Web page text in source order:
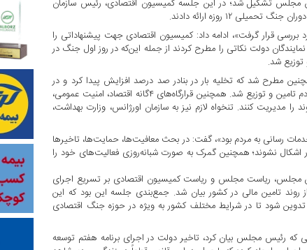
مجلس تشکیل شد؛ در این جلسه کمیسیون اقتصادی، رئیس سازمان
۱۲ روزه ارائه دادند.
قرار گرفت»، ادامه داد: کمیسیون اقتصادی جهت پیشنهاداتی را
دولت نکاتی را مطرح کردند از جمله این‌که در روز اول جنگ در
مطرح شد که تخلیه بار در بنادر صد درصد افزایش پیدا کرد و در
تامین آرد و کالاهای اساسی نیز وقفه‌ای بوجود نیامد و اقلام مورد نیاز مردم تامین و توزیع شد. همچنین قرارگاه‌های ۴گانه اقتصاد، امنیت عمومی،
مدیریت کنند. تنخواه لازم نیز به سازمان اورژانس، وزارت بهداشت،
رسانی به مردم بود»، گفت: در بحث معافیت‌ها، حمایت‌ها، تاخیرها
نشوند؛ همچنین گمرک به صورت شبانه‌روزی فعالیت‌های خود را
مجلس، ریاست مجلس و ریاست کمیسیون اقتصادی بر تسریع اجرای
روند تامین مالی در کشور بیان شد. جمع‌بندی جلسه این بود که این
شود تا در شرایط مختلف کشور به ویژه در حوزه جنگ اقتصادی
که رئیس مجلس بیان کرد، تاخیر دولت در اجرای برنامه هفتم توسعه